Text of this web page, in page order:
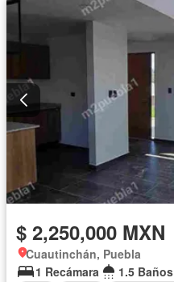
$ 2,250,000 MXN
Cuautinchán, Puebla
1 Recámara
1.5 Baños